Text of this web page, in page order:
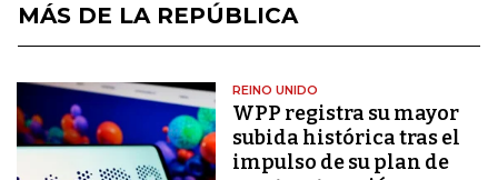
MÁS DE LA REPÚBLICA
REINO UNIDO
WPP registra su mayor
subida histórica tras el
impulso de su plan de